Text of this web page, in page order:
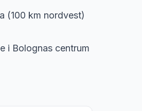
(100 km nordvest)
i Bolognas centrum